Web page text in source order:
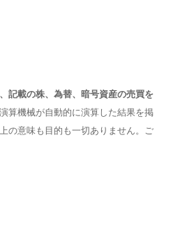
記載の株、為替、暗号資産の売買を
算機械が自動的に演算した結果を掲
の意味も目的も一切ありません。ご